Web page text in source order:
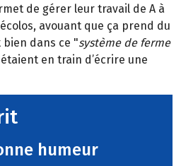
de gérer leur travail de A à
avouant que ça prend du
dans ce "système de ferme
étaient en train d’écrire une
humeur